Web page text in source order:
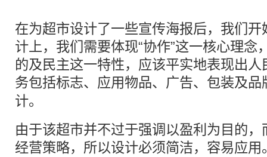
在为超市设计了一些宣传海报后，我们
计上，我们需要体现“协作”这一核心理念
的及民主这一特性，应该平实地表现出
务包括标志、应用物品、广告、包装及
计。
由于该超市并不过于强调以盈利为目的
经营策略，所以设计必须简洁，容易应